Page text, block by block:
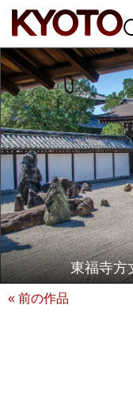
東福寺方
« 前の作品